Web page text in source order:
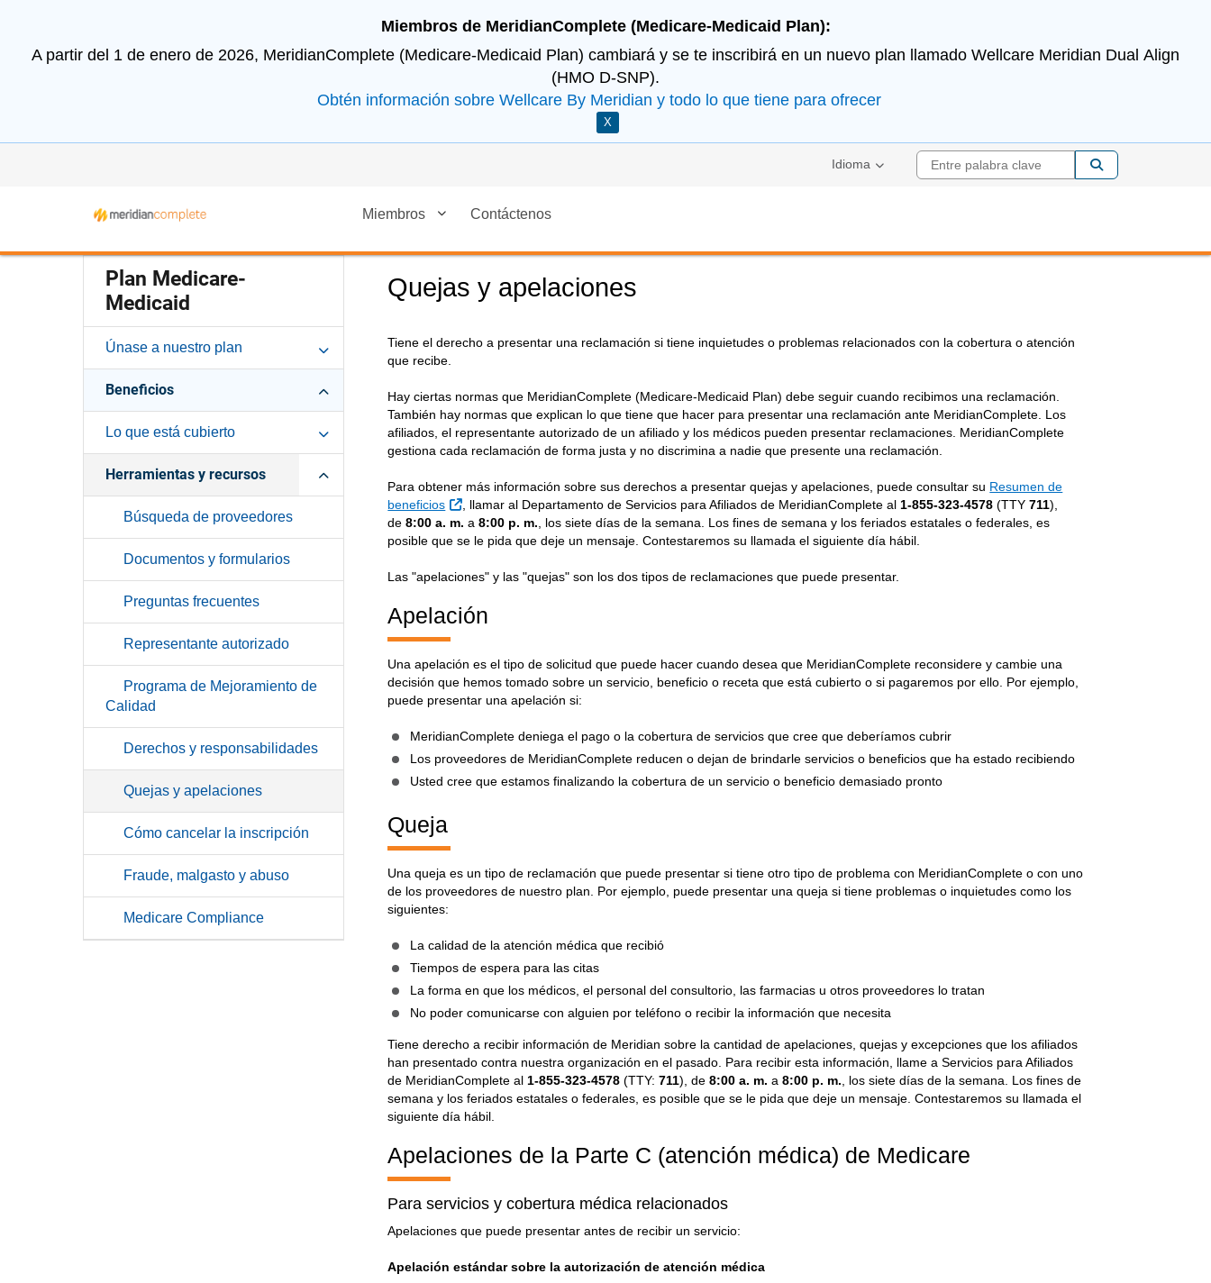
Miembros de MeridianComplete (Medicare-Medicaid Plan):
A partir del 1 de enero de 2026, MeridianComplete (Medicare-Medicaid Plan) cambiará y se te inscribirá en un nuevo plan llamado Wellcare Meridian Dual Align
(HMO D-SNP).
Obtén información sobre Wellcare By Meridian y todo lo que tiene para ofrecer
X
Idioma Entre palabra
Miembros Contáctenos
Plan Medicare-
Medicaid
Únase a nuestro plan
Beneficios
Lo que está cubierto
Herramientas y recursos
Búsqueda de proveedores
Documentos y formularios
Preguntas frecuentes
Representante autorizado
Programa de Mejoramiento de
Calidad
Derechos y responsabilidades
Quejas y apelaciones
Cómo cancelar la inscripción
Fraude, malgasto y abuso
Medicare Compliance
Quejas y apelaciones
Tiene el derecho a presentar una reclamación si tiene inquietudes o problemas relacionados con la cobertura o atención
que recibe.
Hay ciertas normas que MeridianComplete (Medicare-Medicaid Plan) debe seguir cuando recibimos una reclamación.
También hay normas que explican lo que tiene que hacer para presentar una reclamación ante MeridianComplete. Los
afiliados, el representante autorizado de un afiliado y los médicos pueden presentar reclamaciones. MeridianComplete
gestiona cada reclamación de forma justa y no discrimina a nadie que presente una reclamación.
Para obtener más información sobre sus derechos a presentar quejas y apelaciones, puede consultar su Resumen de
beneficios
External Link
, llamar al Departamento de Servicios para Afiliados de MeridianComplete al 1-855-323-4578(TTY 711),
de8:00 a. m. a8:00 p. m. , los siete días de la semana. Los fines de semana y los feriados estatales o federales, es
posible que se le pida que deje un mensaje. Contestaremos su llamada el siguiente día hábil.
Las "apelaciones" y las "quejas" son los dos tipos de reclamaciones que puede presentar.
Apelación
Una apelación es el tipo de solicitud que puede hacer cuando desea que MeridianComplete reconsidere y cambie una
decisión que hemos tomado sobre un servicio, beneficio o receta que está cubierto o si pagaremos por ello. Por ejemplo,
puede presentar una apelación si:
MeridianComplete deniega el pago o la cobertura de servicios que cree que deberíamos cubrir
Los proveedores de MeridianComplete reducen o dejan de brindarle servicios o beneficios que ha estado recibiendo
Usted cree que estamos finalizando la cobertura de un servicio o beneficio demasiado pronto
Queja
Una queja es un tipo de reclamación que puede presentar si tiene otro tipo de problema con MeridianComplete o con uno
de los proveedores de nuestro plan. Por ejemplo, puede presentar una queja si tiene problemas o inquietudes como los
siguientes:
La calidad de la atención médica que recibió
Tiempos de espera para las citas
La forma en que los médicos, el personal del consultorio, las farmacias u otros proveedores lo tratan
No poder comunicarse con alguien por teléfono o recibir la información que necesita
Tiene derecho a recibir información de Meridian sobre la cantidad de apelaciones, quejas y excepciones que los afiliados
han presentado contra nuestra organización en el pasado. Para recibir esta información, llame a Servicios para Afiliados
de MeridianComplete al 1-855-323-4578(TTY:711), de 8:00 a. m. a8:00 p. m. , los siete días de la semana. Los fines de
semana y los feriados estatales o federales, es posible que se le pida que deje un mensaje. Contestaremos su llamada el
siguiente día hábil.
Apelaciones de la Parte C (atención médica) de Medicare
Para servicios y cobertura médica relacionados
Apelaciones que puede presentar antes de recibir un servicio:
Apelación estándar sobre la autorización de atención médica